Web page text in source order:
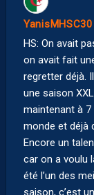
YanisMHSC30
HS: On avait
on avait fait
regretter déjà.
une saison
maintenant à 7
monde et déjà
Encore un
car on a voulu
été l’un des
saison, c’est